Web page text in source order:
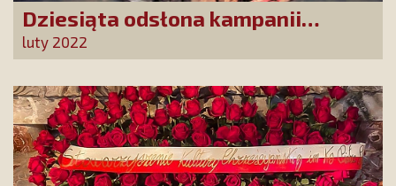
Dziesiąta odsłona kampanii
„Ofiarujmy św. Ricie 12 000 róż”!
luty 2022